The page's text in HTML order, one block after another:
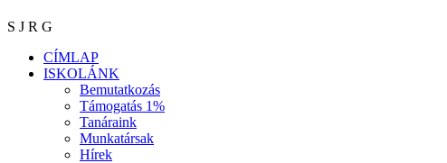
S J R G
CÍMLAP
ISKOLÁNK
Bemutatkozás
Támogatás 1%
Tanáraink
Munkatársak
Hírek